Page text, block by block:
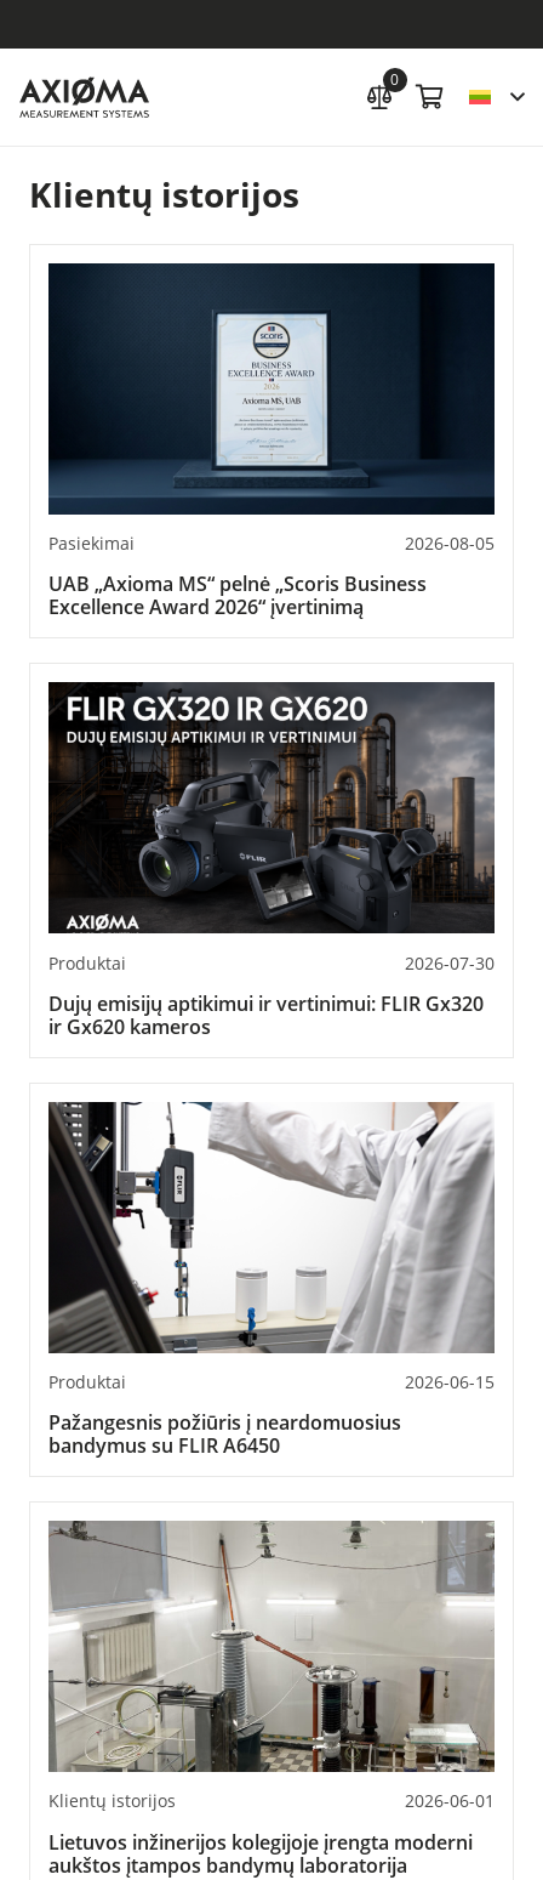
0
Klientų istorijos
Pasiekimai 2026-08-05
UAB „Axioma MS“ pelnė „Scoris Business
Excellence Award 2026“ įvertinimą
Produktai 2026-07-30
Dujų emisijų aptikimui ir vertinimui: FLIR Gx320
ir Gx620 kameros
Produktai 2026-06-15
Pažangesnis požiūris į neardomuosius
bandymus su FLIR A6450
Klientų istorijos 2026-06-01
Lietuvos inžinerijos kolegijoje įrengta moderni
aukštos įtampos bandymų laboratorija